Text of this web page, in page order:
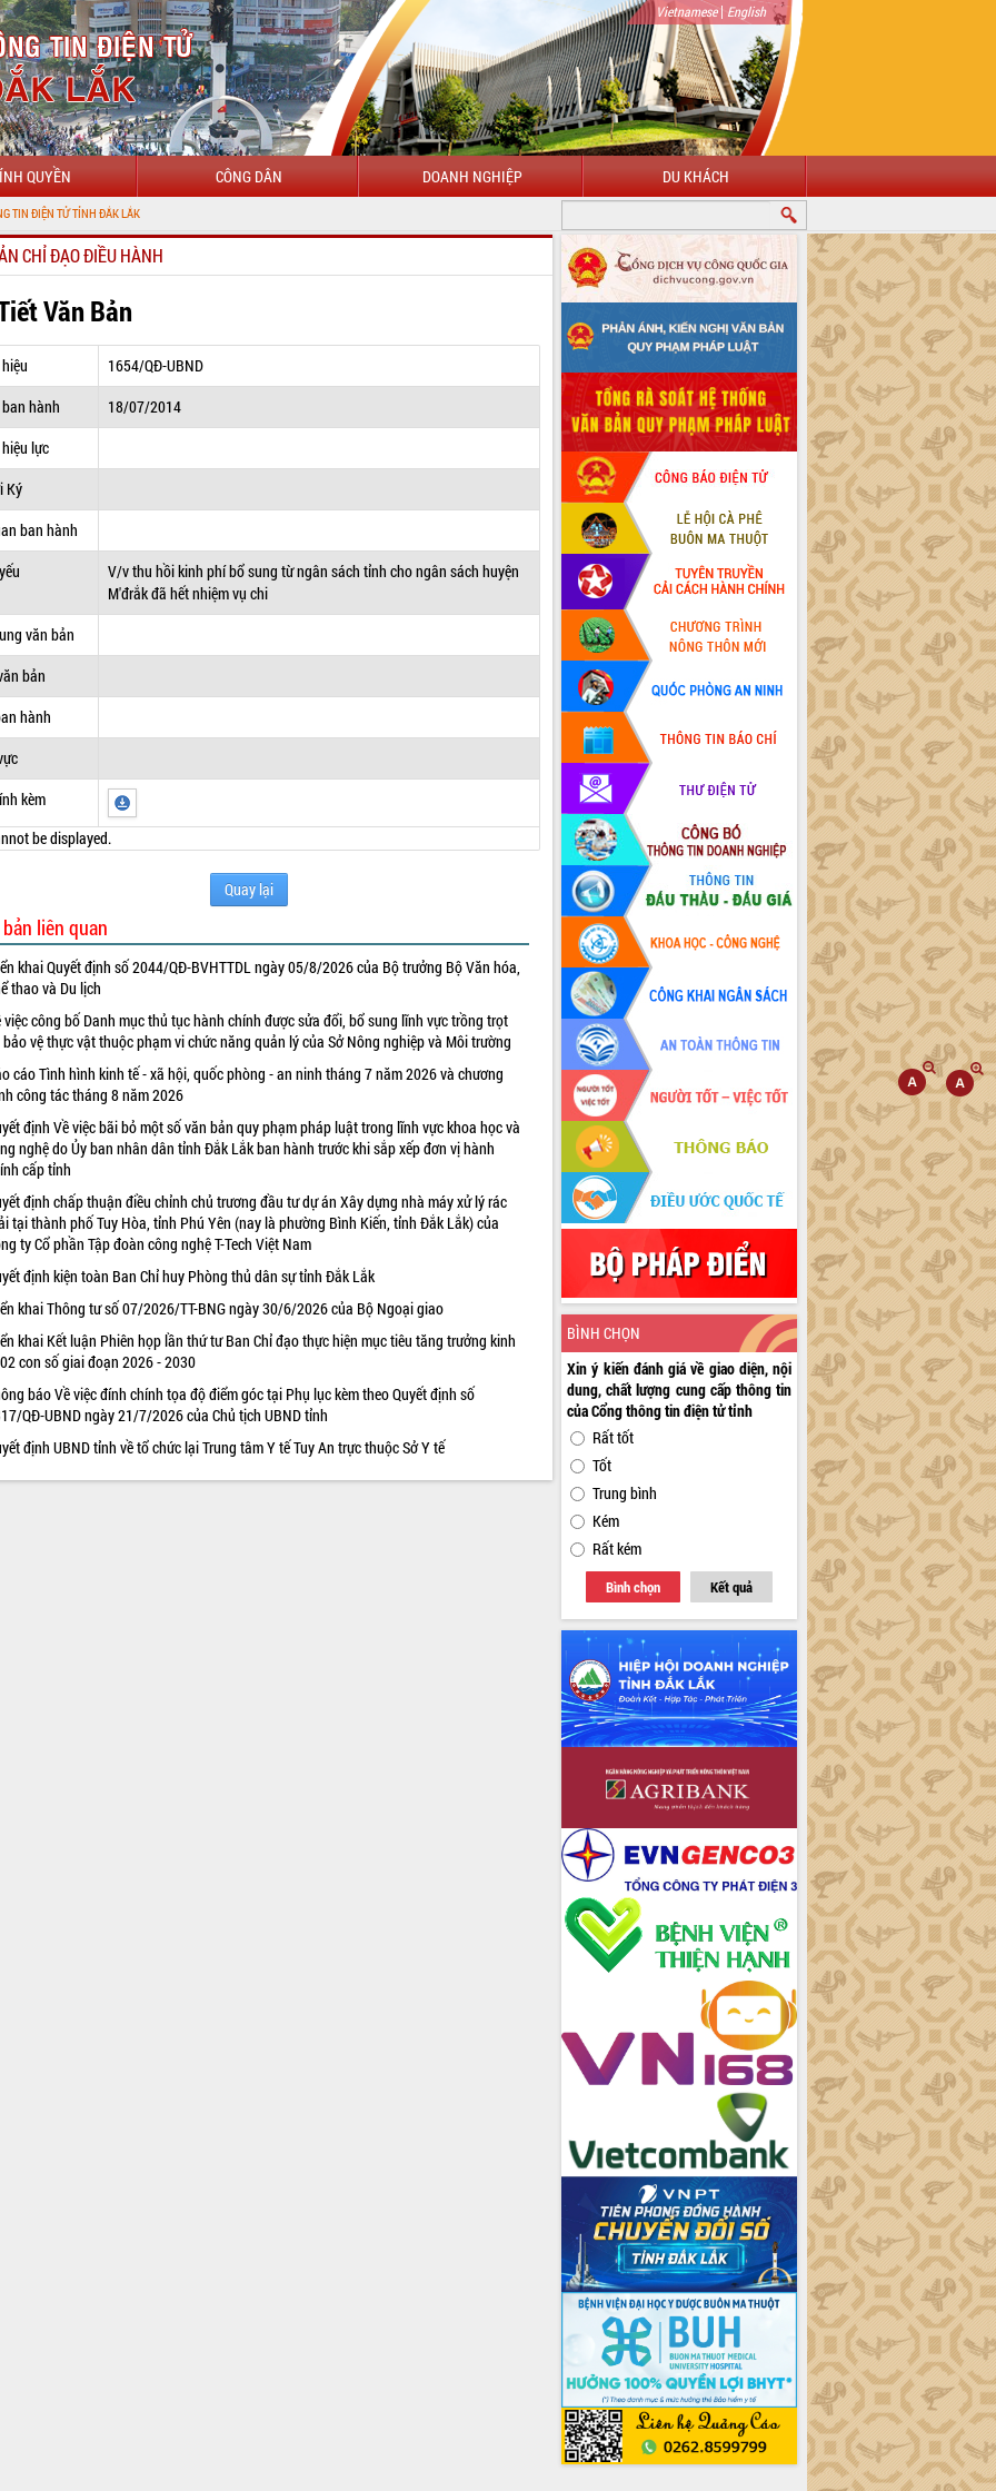
Vietnamese| English
QUYỀN CÔNG DÂN DOANH NGHIỆP DU KHÁCH
TỬ TỈNH ĐẮK LẮK
CHỈ ĐẠO ĐIỀU HÀNH
Văn Bản
1654/QĐ-UBND
hành
18/07/2014
lực
Ký
ban hành
V/v thu hồi kinh phí bổ sung từ ngân sách tỉnh cho ngân sách huyện
M'đrắk đã hết nhiệm vụ chi
văn bản
bản
hành
kèm
be displayed.
Quay lại
liên quan
khai Quyết định số 2044/QĐ-BVHTTDL ngày 05/8/2026 của Bộ trưởng Bộ Văn hóa,
thao và Du lịch
việc công bố Danh mục thủ tục hành chính được sửa đổi, bổ sung lĩnh vực trồng trọt
bảo vệ thực vật thuộc phạm vi chức năng quản lý của Sở Nông nghiệp và Môi trường
cáo Tình hình kinh tế - xã hội, quốc phòng - an ninh tháng 7 năm 2026 và chương
công tác tháng 8 năm 2026
định Về việc bãi bỏ một số văn bản quy phạm pháp luật trong lĩnh vực khoa học và
nghệ do Ủy ban nhân dân tỉnh Đắk Lắk ban hành trước khi sắp xếp đơn vị hành
cấp tỉnh
định chấp thuận điều chỉnh chủ trương đầu tư dự án Xây dựng nhà máy xử lý rác
tại thành phố Tuy Hòa, tỉnh Phú Yên (nay là phường Bình Kiến, tỉnh Đắk Lắk) của
ty Cổ phần Tập đoàn công nghệ T-Tech Việt Nam
định kiện toàn Ban Chỉ huy Phòng thủ dân sự tỉnh Đắk Lắk
khai Thông tư số 07/2026/TT-BNG ngày 30/6/2026 của Bộ Ngoại giao
khai Kết luận Phiên họp lần thứ tư Ban Chỉ đạo thực hiện mục tiêu tăng trưởng kinh
con số giai đoạn 2026 - 2030
báo Về việc đính chính tọa độ điểm góc tại Phụ lục kèm theo Quyết định số
QĐ-UBND ngày 21/7/2026 của Chủ tịch UBND tỉnh
định UBND tỉnh về tổ chức lại Trung tâm Y tế Tuy An trực thuộc Sở Y tế
BÌNH CHỌN
Xin ý kiến đánh giá về giao diện, nội
dung, chất lượng cung cấp thông tin
của Cổng thông tin điện tử tỉnh
Rất tốt
Tốt
Trung bình
Kém
Rất kém
Bình chọn Kết quả